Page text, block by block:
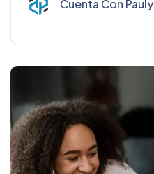
Cuenta Con Pauly